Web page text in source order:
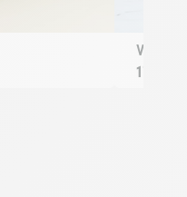
Velo
179€